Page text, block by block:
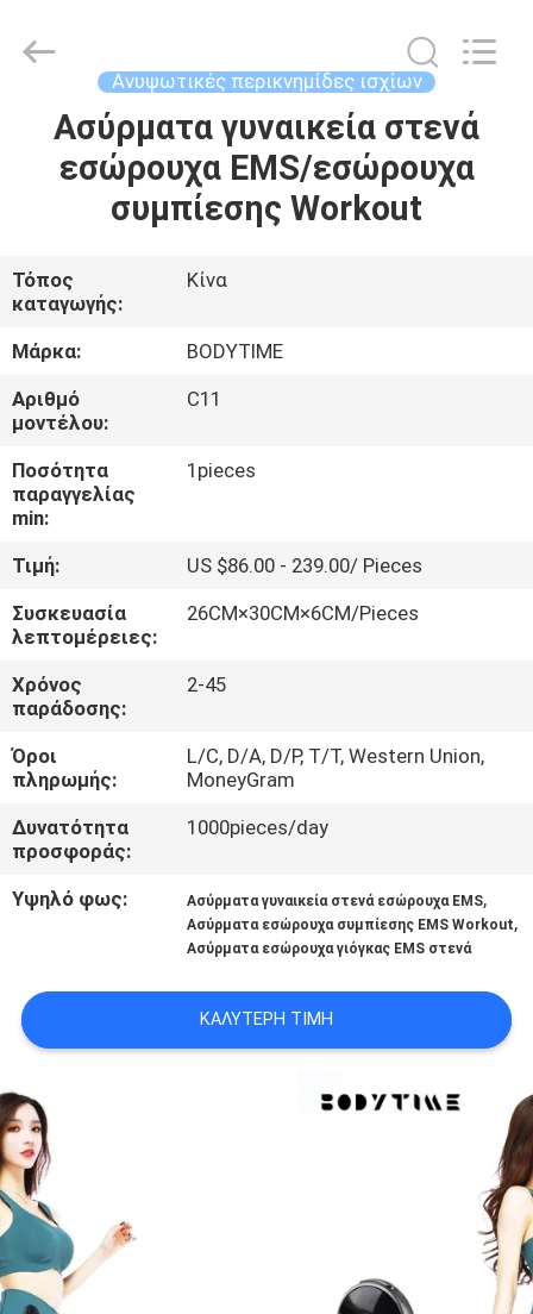
ΣΠΊΤΙ
ΠΡΟΪΌΝΤΑ
ΠΕΡΊΠΟΥ
ΕΜΕΊΣ
ΓΎΡΟΣ
ΕΡΓΟΣΤΑΣΊΩΝ
ΠΟΙΟΤΙΚΌΣ
ΈΛΕΓΧΟΣ
ΜΑΣ
ΕΛΆΤΕ
ΣΕ
ΕΠΑΦΉ
ΜΕ
ΝΈΑ
ΠΕΡΙΠΤΏΣΕΙΣ
ΖΗΤΉΣΤΕ
ΈΝΑ
ΑΠΌΣΠΑΣΜΑ
SITEMAP
PRIVACY
POLICY
Technology
Ανυψωτικές περικνημίδες ισχίων
Ασύρματα γυναικεία στενά
εσώρουχα EMS/εσώρουχα
συμπίεσης Workout
Τόπος
καταγωγής:
Κίνα
Μάρκα:
BODYTIME
Αριθμό
μοντέλου:
C11
Ποσότητα
παραγγελίας
min:
1pieces
Τιμή:
US $86.00 - 239.00/ Pieces
Συσκευασία
λεπτομέρειες:
26CM×30CM×6CM/Pieces
Χρόνος
παράδοσης:
2-45
Όροι
πληρωμής:
L/C, D/A, D/P, T/T, Western Union,
MoneyGram
Δυνατότητα
προσφοράς:
1000pieces/day
Υψηλό φως: Ασύρματα γυναικεία στενά εσώρουχα EMS,
Ασύρματα εσώρουχα συμπίεσης EMS Workout,
Ασύρματα εσώρουχα γιόγκας EMS στενά
ΚΑΛΎΤΕΡΗ ΤΙΜΉ